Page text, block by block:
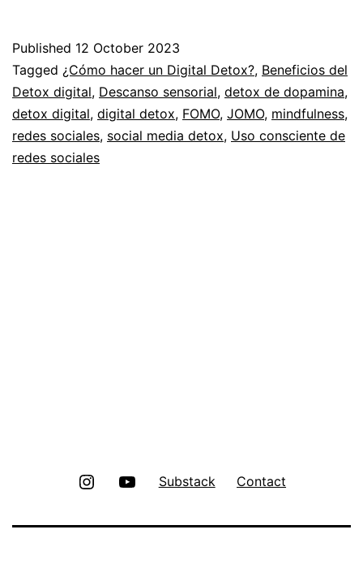
Published 12 October 2023
Categorized
as
Espiritualidad
Tagged ¿Cómo hacer un Digital Detox?, Beneficios del
Detox digital, Descanso sensorial, detox de dopamina,
detox digital, digital detox, FOMO, JOMO, mindfulness,
redes sociales, social media detox, Uso consciente de
redes sociales
InstagramYoutube
Substack Contact